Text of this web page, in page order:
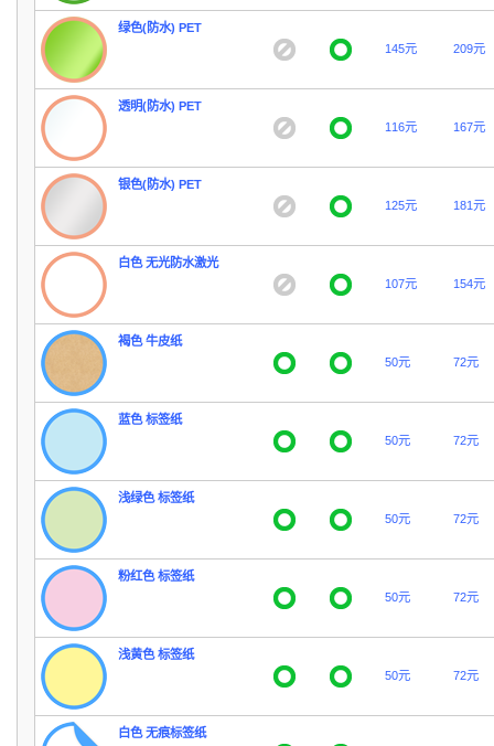
绿色(防水) PET
145元
209元
透明(防水) PET
116元
167元
银色(防水) PET
125元
181元
白色 无光防水激光
107元
154元
褐色 牛皮纸
50元
72元
蓝色 标签纸
50元
72元
浅绿色 标签纸
50元
72元
粉红色 标签纸
50元
72元
浅黄色 标签纸
50元
72元
白色 无痕标签纸